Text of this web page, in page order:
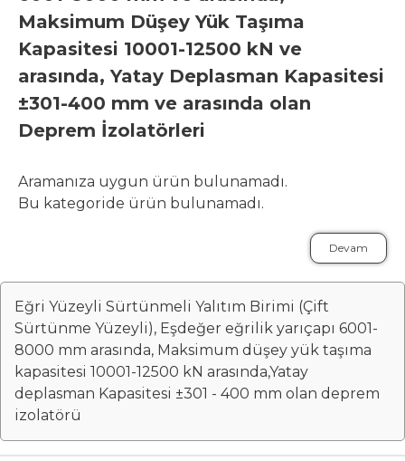
Maksimum Düşey Yük Taşıma
Kapasitesi 10001-12500 kN ve
arasında, Yatay Deplasman Kapasitesi
±301-400 mm ve arasında olan
Deprem İzolatörleri
Aramanıza uygun ürün bulunamadı.
Bu kategoride ürün bulunamadı.
Devam
Eğri Yüzeyli Sürtünmeli Yalıtım Birimi (Çift
Sürtünme Yüzeyli), Eşdeğer eğrilik yarıçapı 6001-
8000 mm arasında, Maksimum düşey yük taşıma
kapasitesi 10001-12500 kN arasında,Yatay
deplasman Kapasitesi ±301 - 400 mm olan deprem
izolatörü